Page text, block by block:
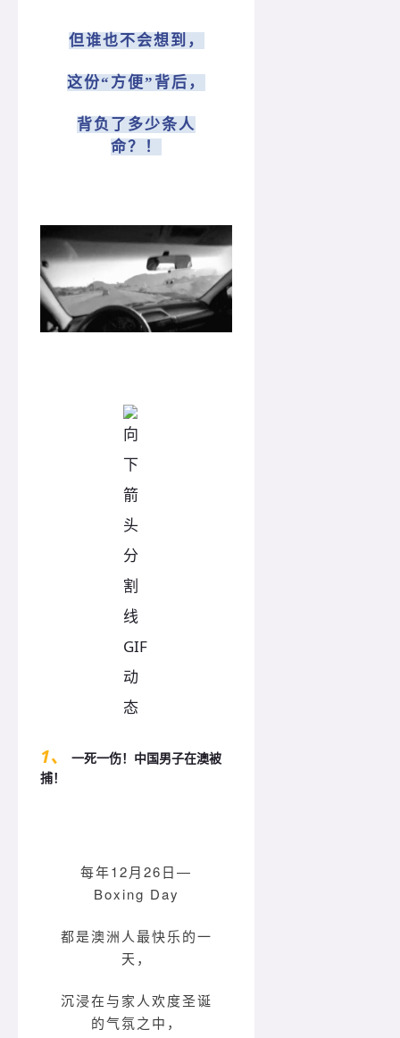
但谁也不会想到，
这份“方便”背后，
背负了多少条人
命？！
1、
一死一伤！中国男子在澳被
捕！
每年12月26日—
Boxing Day
都是澳洲人最快乐的一
天，
沉浸在与家人欢度圣诞
的气氛之中，